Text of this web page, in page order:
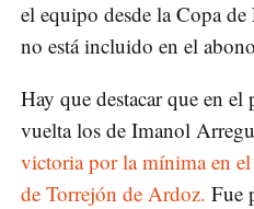
el equipo desde la Copa de
no está incluido en el
Hay que destacar que en
vuelta los de Imanol
victoria por la mínima en
de Torrejón de Ardoz. Fue